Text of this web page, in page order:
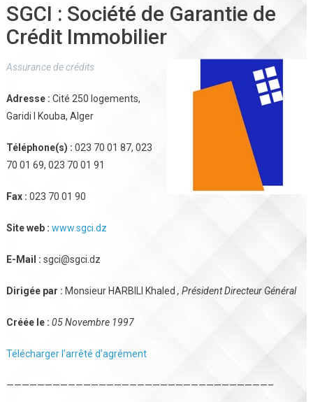
SGCI : Société de Garantie de
Crédit Immobilier
Assurance de crédits
Adresse : Cité 250 logements,
Garidi I Kouba, Alger
Téléphone(s) : 023 70 01 87, 023
70 01 69, 023 70 01 91
Fax : 023 70 01 90
Site web : www.sgci.dz
E-Mail : sgci@sgci.dz
Dirigée par : Monsieur HARBILI Khaled , Président Directeur Général
Créée le : 05 Novembre 1997
Télécharger l’arrêté d’agrément
——————————————————————————————————–